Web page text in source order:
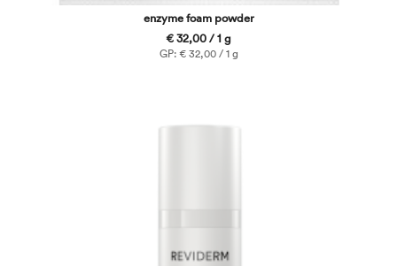
enzyme foam powder
€ 32,00 / 1 g
GP: € 32,00 / 1 g